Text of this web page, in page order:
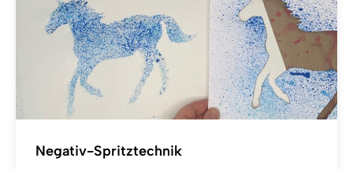
Negativ-Spritztechnik